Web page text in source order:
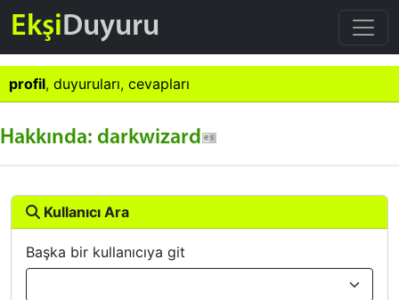
EkşiDuyuru
profil, duyuruları, cevapları
Hakkında: darkwizard
Kullanıcı Ara
Başka bir kullanıcıya git